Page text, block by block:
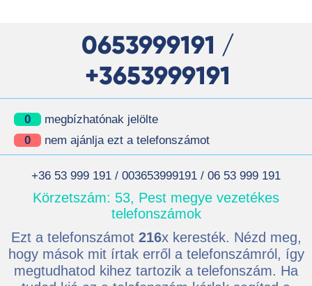
0653999191 /
+3653999191
0
megbízhatónak jelölte
0
nem ajánlja ezt a telefonszámot
+36 53 999 191 / 003653999191 / 06 53 999 191
Körzetszám: 53, Pest megye vezetékes
telefonszámok
Ezt a telefonszámot 216x keresték. Nézd meg,
hogy mások mit írtak erről a telefonszámról, így
megtudhatod kihez tartozik a telefonszám. Ha